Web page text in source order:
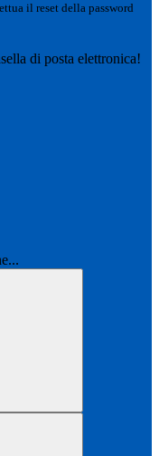
il reset della password
di posta elettronica!